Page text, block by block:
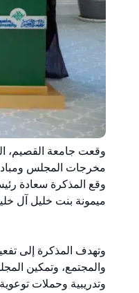
مخرجات المجلس
وقع المذكرة سعادة
ميمونة بنت خليل آل
وتهدف المذكرة إلى
والمجتمع، وتمكين
وتدريبية وحملات